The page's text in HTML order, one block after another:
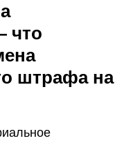
что
штрафа на